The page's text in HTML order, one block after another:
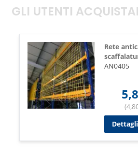
GLI UTENTI
Rete
AN0405
(
Dettagli